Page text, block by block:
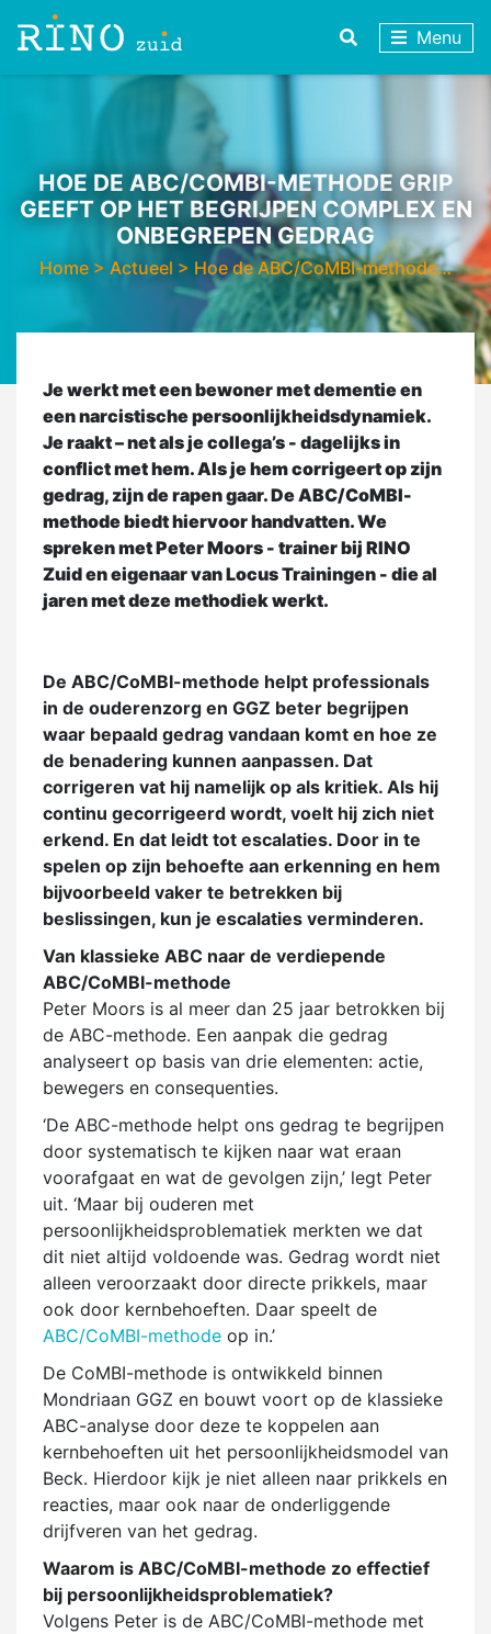
Menu
HOE DE ABC/COMBI-METHODE GRIP
GEEFT OP HET BEGRIJPEN COMPLEX EN
ONBEGREPEN GEDRAG
Home > Actueel > Hoe de ABC/CoMBI-methode…
Je werkt met een bewoner met dementie en
een narcistische persoonlijkheidsdynamiek.
Je raakt – net als je collega’s - dagelijks in
conflict met hem. Als je hem corrigeert op zijn
gedrag, zijn de rapen gaar. De ABC/CoMBI-
methode biedt hiervoor handvatten. We
spreken met Peter Moors - trainer bij RINO
Zuid en eigenaar van Locus Trainingen - die al
jaren met deze methodiek werkt.
De ABC/CoMBI-methode helpt professionals
in de ouderenzorg en GGZ beter begrijpen
waar bepaald gedrag vandaan komt en hoe ze
de benadering kunnen aanpassen. Dat
corrigeren vat hij namelijk op als kritiek. Als hij
continu gecorrigeerd wordt, voelt hij zich niet
erkend. En dat leidt tot escalaties. Door in te
spelen op zijn behoefte aan erkenning en hem
bijvoorbeeld vaker te betrekken bij
beslissingen, kun je escalaties verminderen.
Van klassieke ABC naar de verdiepende
ABC/CoMBI-methode
Peter Moors is al meer dan 25 jaar betrokken bij
de ABC-methode. Een aanpak die gedrag
analyseert op basis van drie elementen: actie,
bewegers en consequenties.
‘De ABC-methode helpt ons gedrag te begrijpen
door systematisch te kijken naar wat eraan
voorafgaat en wat de gevolgen zijn,’ legt Peter
uit. ‘Maar bij ouderen met
persoonlijkheidsproblematiek merkten we dat
dit niet altijd voldoende was. Gedrag wordt niet
alleen veroorzaakt door directe prikkels, maar
ook door kernbehoeften. Daar speelt de
ABC/CoMBI-methode op in.’
De CoMBI-methode is ontwikkeld binnen
Mondriaan GGZ en bouwt voort op de klassieke
ABC-analyse door deze te koppelen aan
kernbehoeften uit het persoonlijkheidsmodel van
Beck. Hierdoor kijk je niet alleen naar prikkels en
reacties, maar ook naar de onderliggende
drijfveren van het gedrag.
Waarom is ABC/CoMBI-methode zo effectief
bij persoonlijkheidsproblematiek?
Volgens Peter is de ABC/CoMBI-methode met